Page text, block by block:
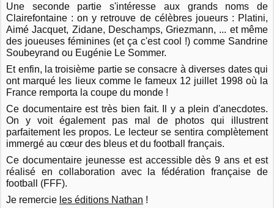
Une seconde partie s'intéresse aux grands noms de
Clairefontaine : on y retrouve de célèbres joueurs : Platini,
Aimé Jacquet, Zidane, Deschamps, Griezmann, ... et même
des joueuses féminines (et ça c'est cool !) comme Sandrine
Soubeyrand ou Eugénie Le Sommer.
Et enfin, la troisième partie se consacre à diverses dates qui
ont marqué les lieux comme le fameux 12 juillet 1998 où la
France remporta la coupe du monde !
Ce documentaire est très bien fait. Il y a plein d'anecdotes.
On y voit également pas mal de photos qui illustrent
parfaitement les propos. Le lecteur se sentira complètement
immergé au cœur des bleus et du football français.
Ce documentaire jeunesse est accessible dès 9 ans et est
réalisé en collaboration avec la fédération française de
football (FFF).
Je remercie les éditions Nathan !